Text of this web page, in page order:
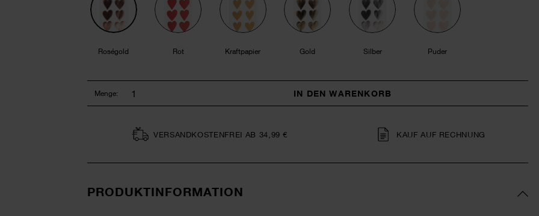
Roségold Rot Kraftpapier Gold Silber Puder
Menge: IN DEN WARENKORB
VERSAND­KOSTEN­FREI AB 34,99 € KAUF AUF RECHNUNG
PRODUKTINFORMATION